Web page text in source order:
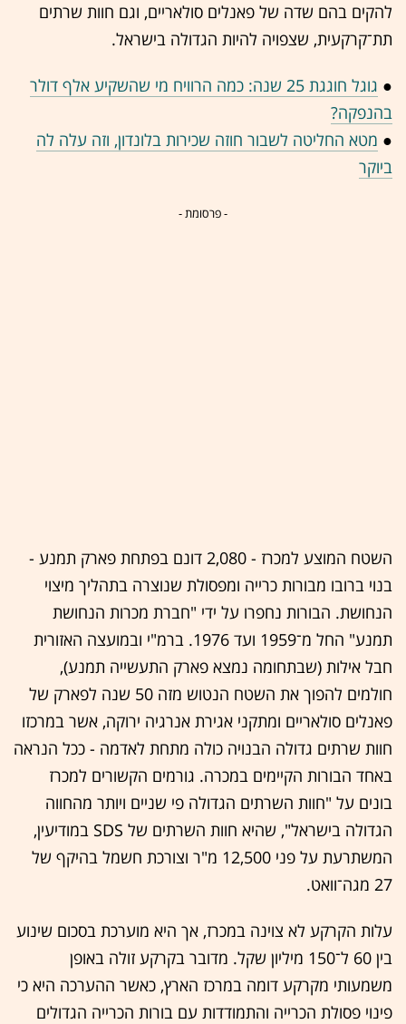
להקים בהם שדה של פאנלים סולאריים, וגם חוות שרתים
תת־קרקעית, שצפויה להיות הגדולה בישראל.
●
גוגל חוגגת 25 שנה: כמה הרוויח מי שהשקיע אלף דולר
בהנפקה?
● מטא החליטה לשבור חוזה שכירות בלונדון, וזה עלה לה
ביוקר
- פרסומת -
השטח המוצע למכרז - 2,080 דונם בפתחת פארק תמנע -
בנוי ברובו מבורות כרייה ומפסולת שנוצרה בתהליך מיצוי
הנחושת. הבורות נחפרו על ידי "חברת מכרות הנחושת
תמנע" החל מ־1959 ועד 1976. ברמ"י ובמועצה האזורית
חבל אילות (שבתחומה נמצא פארק התעשייה תמנע),
חולמים להפוך את השטח הנטוש מזה 50 שנה לפארק של
פאנלים סולאריים ומתקני אגירת אנרגיה ירוקה, אשר במרכזו
חוות שרתים גדולה הבנויה כולה מתחת לאדמה - ככל הנראה
באחד הבורות הקיימים במכרה. גורמים הקשורים למכרז
בונים על "חוות השרתים הגדולה פי שניים ויותר מהחווה
הגדולה בישראל", שהיא חוות השרתים של SDS במודיעין,
המשתרעת על פני 12,500 מ"ר וצורכת חשמל בהיקף של
27 מגה־וואט.
עלות הקרקע לא צוינה במכרז, אך היא מוערכת בסכום שינוע
בין 60 ל־150 מיליון שקל. מדובר בקרקע זולה באופן
משמעותי מקרקע דומה במרכז הארץ, כאשר ההערכה היא כי
פינוי פסולת הכרייה והתמודדות עם בורות הכרייה הגדולים